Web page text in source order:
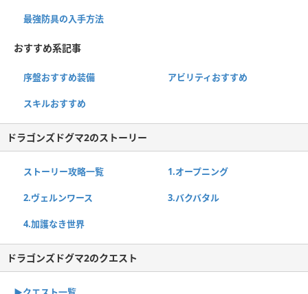
最強防具の入手方法
おすすめ系記事
序盤おすすめ装備 アビリティおすすめ
スキルおすすめ
ドラゴンズドグマ2のストーリー
ストーリー攻略一覧 1.オープニング
2.ヴェルンワース 3.バクバタル
4.加護なき世界
ドラゴンズドグマ2のクエスト